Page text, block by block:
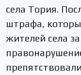
села Тория.
штрафа,
жителей села